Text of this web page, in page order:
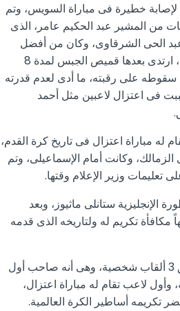
تعرض رأفت عطية عام 1959 لإصابة خطيرة فى مباراة السويس، وتم
من المشير عبد الحكيم عامر، الذى
الحى الشرقاوى، وكان من أفضل
أطباء العظام فى هذا التوقيت، ارتدى بعدها قميص الجبس لمدة 8
على رقبته، ما أدى لعدم قدرته
فى اعتزال لاعبين مثل أحمد
له مباراة اعتزال فى تاريخ كرة القدم،
بنادى الزمالك، وكانت أمام الإسماعيلى، وتم
تعليمات وزير الإعلام وقتها.
الإنجليزية ستانلى ماثيوز، وبعد
تم منح عطية 50 جنيهاً مكافأة تكريم له ولتاريخه الذى قدمه
وبذلك يكون رأفت عطية حقق 3 ألقاب شخصية، وهى أنه صاحب أول
وأول لاعب تقام له مباراة اعتزال،
تكريمه أساطير الكرة العالمية.